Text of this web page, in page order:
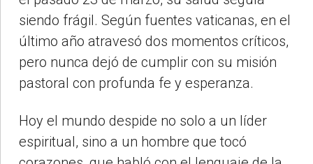
siendo frágil. Según fuentes vaticanas, en el
último año atravesó dos momentos críticos,
pero nunca dejó de cumplir con su misión
pastoral con profunda fe y esperanza.
Hoy el mundo despide no solo a un líder
espiritual, sino a un hombre que tocó